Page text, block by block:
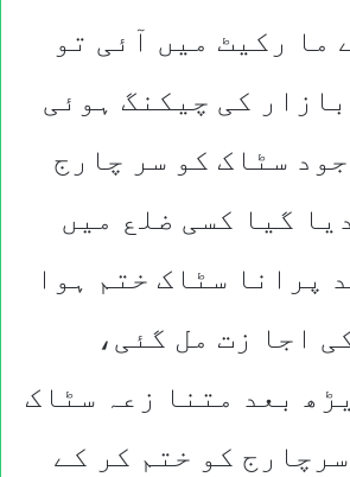
ما رکیٹ میں آئی تو
کی چیکنگ ہوئی
سٹاک کو سر چارج
گیا کسی ضلع میں
پرانا سٹاک ختم ہوا
اجا زت مل گئی،
بعد متنا زعہ سٹاک
کو ختم کر کے